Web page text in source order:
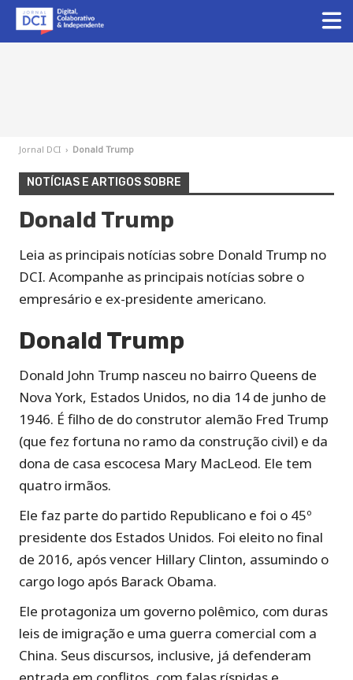
Jornal DCI › Donald Trump
NOTÍCIAS E ARTIGOS SOBRE
Donald Trump
Leia as principais notícias sobre Donald Trump no
DCI. Acompanhe as principais notícias sobre o
empresário e ex-presidente americano.
Donald Trump
Donald John Trump nasceu no bairro Queens de
Nova York, Estados Unidos, no dia 14 de junho de
1946. É filho de do construtor alemão Fred Trump
(que fez fortuna no ramo da construção civil) e da
dona de casa escocesa Mary MacLeod. Ele tem
quatro irmãos.
Ele faz parte do partido Republicano e foi o 45º
presidente dos Estados Unidos. Foi eleito no final
de 2016, após vencer Hillary Clinton, assumindo o
cargo logo após Barack Obama.
Ele protagoniza um governo polêmico, com duras
leis de imigração e uma guerra comercial com a
China. Seus discursos, inclusive, já defenderam